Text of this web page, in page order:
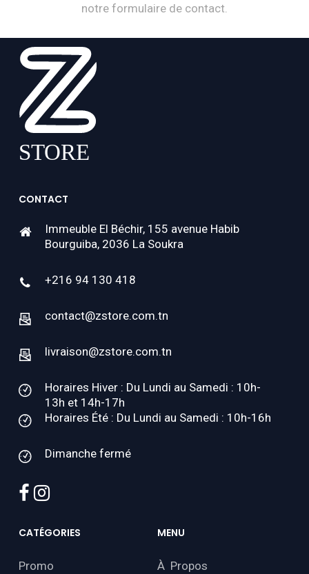
notre formulaire de contact.
CONTACT
Immeuble El Béchir, 155 avenue Habib
Bourguiba, 2036 La Soukra
+216 94 130 418
contact@zstore.com.tn
livraison@zstore.com.tn
Horaires Hiver : Du Lundi au Samedi : 10h-
13h et 14h-17h
Horaires Été : Du Lundi au Samedi : 10h-16h
Dimanche fermé
facebook
instagram
CATÉGORIES
Promo
MENU
À Propos